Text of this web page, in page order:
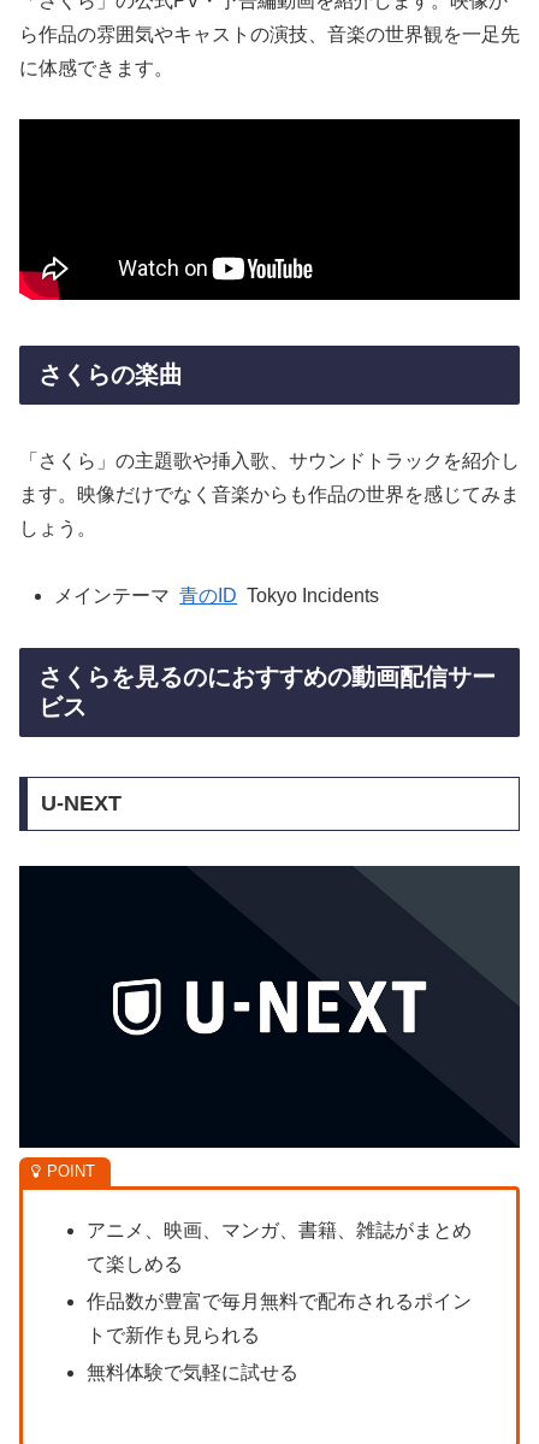
ら作品の雰囲気やキャストの演技、音楽の世界観を一足先
に体感できます。
さくらの楽曲
「さくら」の主題歌や挿入歌、サウンドトラックを紹介し
ます。映像だけでなく音楽からも作品の世界を感じてみま
しょう。
メインテーマ 青のID Tokyo Incidents
さくらを見るのにおすすめの動画配信サー
ビス
U-NEXT
アニメ、映画、マンガ、書籍、雑誌がまとめ
て楽しめる
作品数が豊富で毎月無料で配布されるポイン
トで新作も見られる
無料体験で気軽に試せる